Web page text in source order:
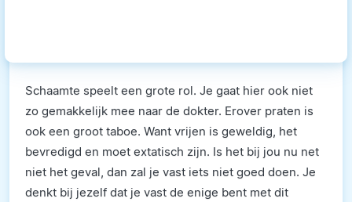
Schaamte speelt een grote rol. Je gaat hier ook niet
zo gemakkelijk mee naar de dokter. Erover praten is
ook een groot taboe. Want vrijen is geweldig, het
bevredigd en moet extatisch zijn. Is het bij jou nu net
niet het geval, dan zal je vast iets niet goed doen. Je
denkt bij jezelf dat je vast de enige bent met dit